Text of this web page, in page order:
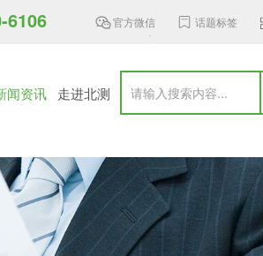
... 越南MST发布6 GHz频段无线接入设...
6106 官方微信 话题标签
闻资讯 走进北测